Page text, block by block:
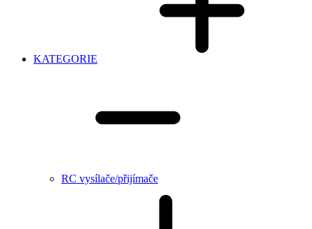
KATEGORIE
RC vysílače/přijímače